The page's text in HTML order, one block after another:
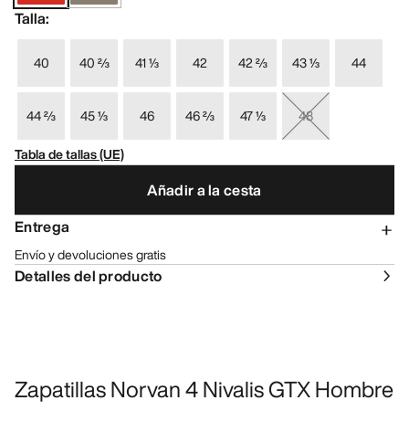
Talla:
40 40 ⅔ 41 ⅓ 42 42 ⅔ 43 ⅓ 44
44 ⅔ 45 ⅓ 46 46 ⅔ 47 ⅓
48
Tabla de tallas (UE)
Añadir a la cesta
Entrega
Envío y devoluciones gratis
Detalles del producto
Zapatillas Norvan 4 Nivalis GTX Hombre